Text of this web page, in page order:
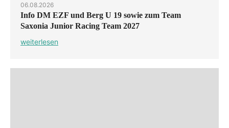
06.08.2026
Info DM EZF und Berg U 19 sowie zum Team
Saxonia Junior Racing Team 2027
weiterlesen